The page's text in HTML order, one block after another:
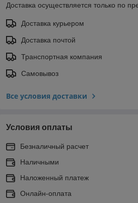
Доставка осуществляется только по
Доставка курьером
Доставка почтой
Транспортная компания
Самовывоз
Все условия доставки
Условия оплаты
Безналичный расчет
Наличными
Наложенный платеж
Онлайн-оплата